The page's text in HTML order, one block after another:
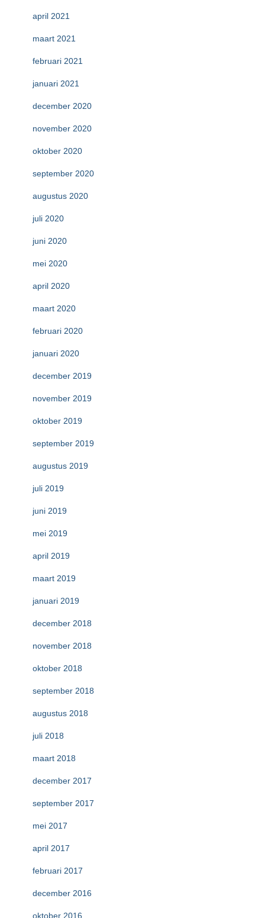
april 2021
maart 2021
februari 2021
januari 2021
december 2020
november 2020
oktober 2020
september 2020
augustus 2020
juli 2020
juni 2020
mei 2020
april 2020
maart 2020
februari 2020
januari 2020
december 2019
november 2019
oktober 2019
september 2019
augustus 2019
juli 2019
juni 2019
mei 2019
april 2019
maart 2019
januari 2019
december 2018
november 2018
oktober 2018
september 2018
augustus 2018
juli 2018
maart 2018
december 2017
september 2017
mei 2017
april 2017
februari 2017
december 2016
oktober 2016